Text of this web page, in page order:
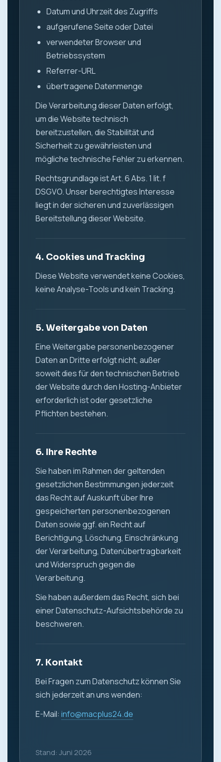
Datum und Uhrzeit des Zugriffs
aufgerufene Seite oder Datei
verwendeter Browser und
Betriebssystem
Referrer-URL
übertragene Datenmenge
Die Verarbeitung dieser Daten erfolgt,
um die Website technisch
bereitzustellen, die Stabilität und
Sicherheit zu gewährleisten und
mögliche technische Fehler zu erkennen.
Rechtsgrundlage ist Art. 6 Abs. 1 lit. f
DSGVO. Unser berechtigtes Interesse
liegt in der sicheren und zuverlässigen
Bereitstellung dieser Website.
4. Cookies und Tracking
Diese Website verwendet keine Cookies,
keine Analyse-Tools und kein Tracking.
5. Weitergabe von Daten
Eine Weitergabe personenbezogener
Daten an Dritte erfolgt nicht, außer
soweit dies für den technischen Betrieb
der Website durch den Hosting-Anbieter
erforderlich ist oder gesetzliche
Pflichten bestehen.
6. Ihre Rechte
Sie haben im Rahmen der geltenden
gesetzlichen Bestimmungen jederzeit
das Recht auf Auskunft über Ihre
gespeicherten personenbezogenen
Daten sowie ggf. ein Recht auf
Berichtigung, Löschung, Einschränkung
der Verarbeitung, Datenübertragbarkeit
und Widerspruch gegen die
Verarbeitung.
Sie haben außerdem das Recht, sich bei
einer Datenschutz-Aufsichtsbehörde zu
beschweren.
7. Kontakt
Bei Fragen zum Datenschutz können Sie
sich jederzeit an uns wenden:
E-Mail: info@macplus24.de
Stand: Juni 2026